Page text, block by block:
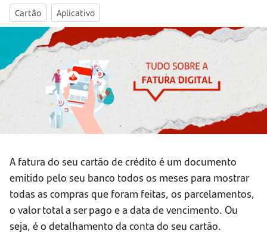
Cartão Aplicativo
A fatura do seu cartão de crédito é um documento
emitido pelo seu banco todos os meses para mostrar
todas as compras que foram feitas, os parcelamentos,
o valor total a ser pago e a data de vencimento. Ou
seja, é o detalhamento da conta do seu cartão.